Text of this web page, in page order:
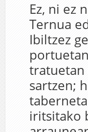
Ez, ni ez
Ternua
Ibiltzez
tratuetan
sartzen;
iritsitako